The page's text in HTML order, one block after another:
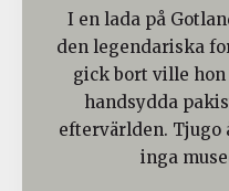
I en lada på
den legendariska
gick bort ville
handsydda
eftervärlden.
inga